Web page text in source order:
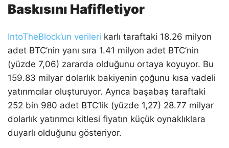
Baskısını Hafifletiyor
IntoTheBlock’un verileri karlı taraftaki 18.26 milyon
adet BTC’nin yanı sıra 1.41 milyon adet BTC’nin
(yüzde 7,06) zararda olduğunu ortaya koyuyor. Bu
159.83 milyar dolarlık bakiyenin çoğunu kısa vadeli
yatırımcılar oluşturuyor. Ayrıca başabaş taraftaki
252 bin 980 adet BTC’lik (yüzde 1,27) 28.77 milyar
dolarlık yatırımcı kitlesi fiyatın küçük oynaklıklara
duyarlı olduğunu gösteriyor.